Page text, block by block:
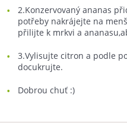
2.Konzervovaný ananas
potřeby nakrájejte na
přilijte k mrkvi a
3.Vylisujte citron a podle
docukrujte.
Dobrou chuť :)